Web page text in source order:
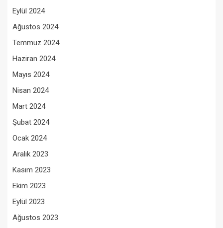
Eylül 2024
Ağustos 2024
Temmuz 2024
Haziran 2024
Mayıs 2024
Nisan 2024
Mart 2024
Şubat 2024
Ocak 2024
Aralık 2023
Kasım 2023
Ekim 2023
Eylül 2023
Ağustos 2023